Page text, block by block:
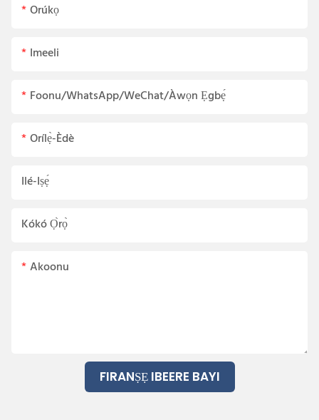
Orúkọ
Imeeli
Foonu/WhatsApp/WeChat/Àwọn Ẹgbẹ́
Orílẹ̀-Èdè
Ilé-Iṣẹ́
Kókó Ọ̀rọ̀
Akoonu
FIRANṢẸ IBEERE BAYI